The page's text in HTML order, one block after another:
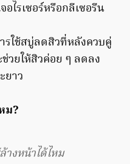
ไรเซอร์หรือกลีเซอรีน
รใช้สบู่ลดสิวที่หลังควบคู่
วยให้สิวค่อย ๆ ลดลง
ยาว
ม?
งหน้าได้ไหม